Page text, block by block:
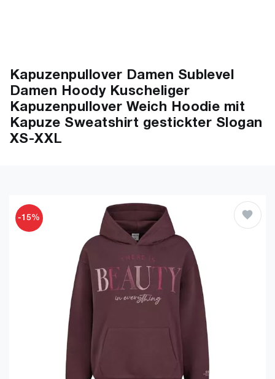
Kapuzenpullover Damen Sublevel
Damen Hoody Kuscheliger
Kapuzenpullover Weich Hoodie mit
Kapuze Sweatshirt gestickter Slogan
XS-XXL
-15%